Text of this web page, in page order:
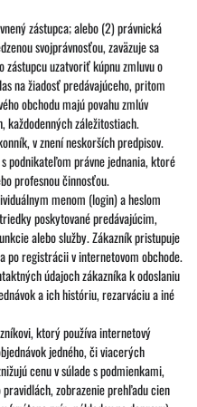
zástupca; alebo (2) právnická
svojprávnosťou, zaväzuje sa
zástupcu uzatvoriť kúpnu zmluvu o
na žiadosť predávajúceho, pritom
obchodu majú povahu zmlúv
každodenných záležitostiach.
v znení neskorších predpisov.
podnikateľom právne jednania, ktoré
profesnou činnosťou.
menom (login) a heslom
poskytované predávajúcim,
alebo služby. Zákazník pristupuje
po registrácii v internetovom obchode.
údajoch zákazníka k odoslaniu
a ich históriu, rezarváciu a iné
ktorý používa internetový
jedného, či viacerých
cenu v súlade s podmienkami,
zobrazenie prehľadu cien